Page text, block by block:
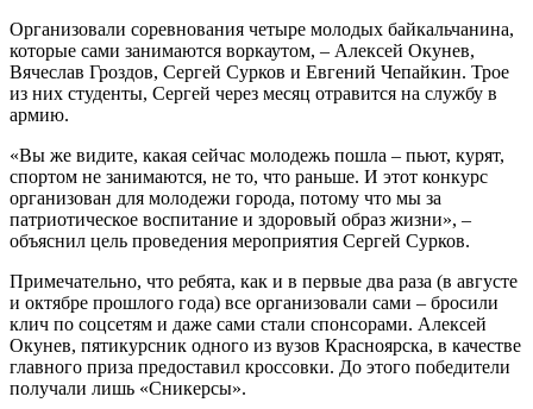
Организовали соревнования четыре молодых байкальчанина,
которые сами занимаются воркаутом, – Алексей Окунев,
Вячеслав Гроздов, Сергей Сурков и Евгений Чепайкин. Трое
из них студенты, Сергей через месяц отравится на службу в
армию.
«Вы же видите, какая сейчас молодежь пошла – пьют, курят,
спортом не занимаются, не то, что раньше. И этот конкурс
организован для молодежи города, потому что мы за
патриотическое воспитание и здоровый образ жизни», –
объяснил цель проведения мероприятия Сергей Сурков.
Примечательно, что ребята, как и в первые два раза (в августе
и октябре прошлого года) все организовали сами – бросили
клич по соцсетям и даже сами стали спонсорами. Алексей
Окунев, пятикурсник одного из вузов Красноярска, в качестве
главного приза предоставил кроссовки. До этого победители
получали лишь «Сникерсы».